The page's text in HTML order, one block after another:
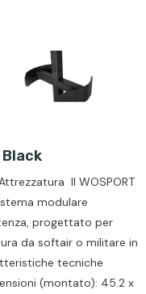
Il WOSPORT
modulare
progettato per
da softair o militare in
tecniche
(montato): 45.2 x